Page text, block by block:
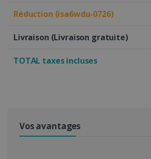
Réduction (isa6wdu-0726)
Livraison (Livraison gratuite)
TOTAL taxes incluses
Vos avantages